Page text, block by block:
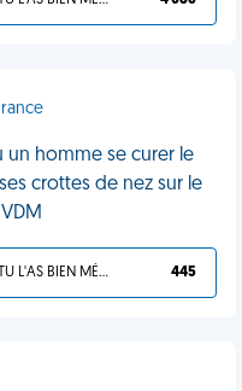
un homme se curer le
crottes de nez sur le
TU L'AS BIEN MÉRITÉ 445